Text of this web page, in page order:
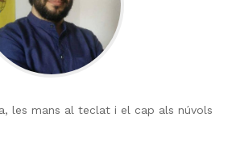
les mans al teclat i el cap als núvols